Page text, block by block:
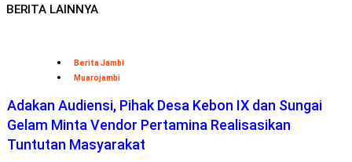
BERITA LAINNYA
Berita Jambi
Muarojambi
Adakan Audiensi, Pihak Desa Kebon IX dan Sungai
Gelam Minta Vendor Pertamina Realisasikan
Tuntutan Masyarakat